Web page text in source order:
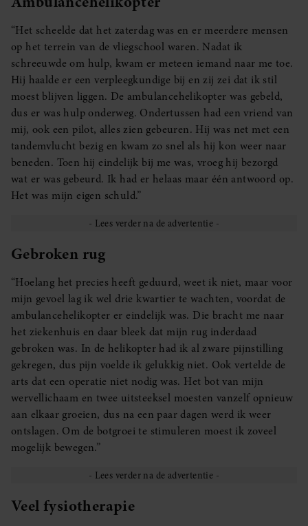
“Het scheelde dat het zaterdag was en er meerdere mensen
op het terrein van de vliegschool waren. Nadat ik
schreeuwde om hulp, kwam er meteen iemand naar me toe.
Hij haalde er een verpleegkundige bij en zij zei dat ik stil
moest blijven liggen. De ambulancehelikopter was gebeld,
dus er was hulp onderweg. Ondertussen had een vriend van
mij, ook een pilot, alles zien gebeuren. Hij was net met een
tandemvlucht bezig en kwam zo snel als hij kon weer naar
beneden. Toen hij eindelijk bij me was, vroeg hij bezorgd
wat er was gebeurd. Ik had er helaas maar één antwoord op.
Het was mijn eigen schuld.”
Gebroken rug
“Hoelang het precies heeft geduurd, weet ik niet, maar voor
mijn gevoel lag ik wel drie kwartier te wachten, voordat de
ambulancehelikopter er eindelijk was. Die bracht me naar
het ziekenhuis en daar bleek dat mijn rug inderdaad
gebroken was. In de helikopter had ik al zware pijnstilling
gekregen, dus pijn voelde ik gelukkig niet. Ook vertelde de
arts dat een operatie niet nodig was. Het bot van mijn
wervellichaam en twee uitsteeksel moesten vanzelf opnieuw
aan elkaar groeien, dus na een paar dagen werd ik weer
ontslagen. Om de botgroei te stimuleren moest ik zoveel
mogelijk bewegen.”
Veel fysiotherapie